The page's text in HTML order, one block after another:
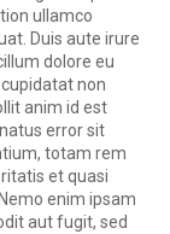
ullamco
Duis aute irure
dolore eu
non
anim id est
error sit
totam rem
et quasi
enim ipsam
aut fugit, sed